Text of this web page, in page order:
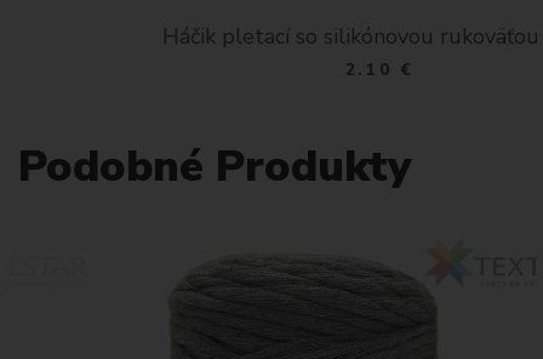
Háčik pletací so silikónovou rukoväťou 3mm
Podobné Produkty